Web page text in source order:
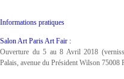
Informations pratiques
Salon Art Paris Art Fair :
Ouverture du 5 au 8 Avril 2018
Palais, avenue du Président Wilson 75008